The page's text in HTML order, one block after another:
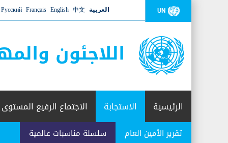
UN العربية 中文
English
Français
Русский
اللاجئون
الرئيسية الاستجابة
تقرير الأمين العام سلسلة مناسبات عالمية
الاجتماع الرفيع المستوى